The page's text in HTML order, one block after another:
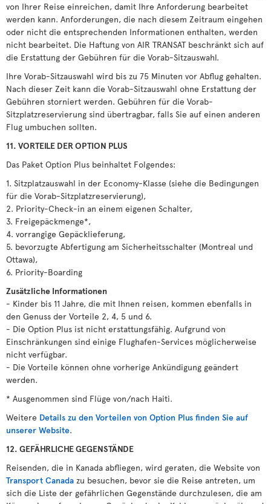
von Ihrer Reise einreichen, damit Ihre Anforderung bearbeitet
werden kann. Anforderungen, die nach diesem Zeitraum eingehen
oder nicht die entsprechenden Informationen enthalten, werden
nicht bearbeitet. Die Haftung von AIR TRANSAT beschränkt sich auf
die Erstattung der Gebühren für die Vorab-Sitzauswahl.
Ihre Vorab-Sitzauswahl wird bis zu 75 Minuten vor Abflug gehalten.
Nach dieser Zeit kann die Vorab-Sitzauswahl ohne Erstattung der
Gebühren storniert werden. Gebühren für die Vorab-
Sitzplatzreservierung sind übertragbar, falls Sie auf einen anderen
Flug umbuchen sollten.
11. VORTEILE DER OPTION PLUS
Das Paket Option Plus beinhaltet Folgendes:
1. Sitzplatzauswahl in der Economy-Klasse (siehe die Bedingungen
für die Vorab-Sitzplatzreservierung),
2. Priority-Check-in an einem eigenen Schalter,
3. Freigepäckmenge*,
4. vorrangige Gepäcklieferung,
5. bevorzugte Abfertigung am Sicherheitsschalter (Montreal und
Ottawa),
6. Priority-Boarding
Zusätzliche Informationen
- Kinder bis 11 Jahre, die mit Ihnen reisen, kommen ebenfalls in
den Genuss der Vorteile 2, 4, 5 und 6.
- Die Option Plus ist nicht erstattungsfähig. Aufgrund von
Einschränkungen sind einige Flughafen-Services möglicherweise
nicht verfügbar.
- Die Vorteile können ohne vorherige Ankündigung geändert
werden.
* Ausgenommen sind Flüge von/nach Haiti.
Weitere Details zu den Vorteilen von Option Plus finden Sie auf
unserer Website.
12. GEFÄHRLICHE GEGENSTÄNDE
Reisenden, die in Kanada abfliegen, wird geraten, die Website von
Transport Canada zu besuchen, bevor sie die Reise antreten, um
sich die Liste der gefährlichen Gegenstände durchzulesen, die am